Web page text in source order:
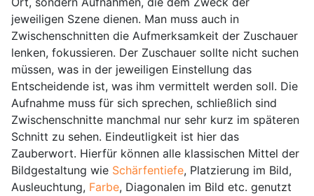
jeweiligen Szene dienen. Man muss auch in
Zwischenschnitten die Aufmerksamkeit der Zuschauer
lenken, fokussieren. Der Zuschauer sollte nicht suchen
müssen, was in der jeweiligen Einstellung das
Entscheidende ist, was ihm vermittelt werden soll. Die
Aufnahme muss für sich sprechen, schließlich sind
Zwischenschnitte manchmal nur sehr kurz im späteren
Schnitt zu sehen. Eindeutligkeit ist hier das
Zauberwort. Hierfür können alle klassischen Mittel der
Bildgestaltung wie Schärfentiefe, Platzierung im Bild,
Ausleuchtung, Farbe, Diagonalen im Bild etc. genutzt